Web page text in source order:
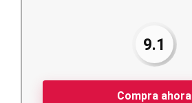
9.1
Compra ahora